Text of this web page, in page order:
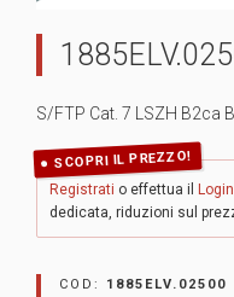
S/FTP Cat. 7 LSZH B2ca
SCOPRI IL PREZZO!
Registrati o effettua il Login
dedicata, riduzioni sul
COD: 1885ELV.02500